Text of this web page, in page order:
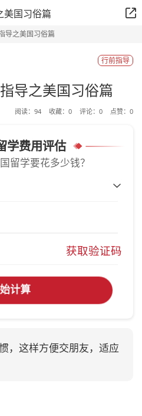
美国习俗篇
导之美国习俗篇
行前指导
导之美国习俗篇
阅读： 94 收藏： 0 评论： 0 点赞： 0
学费用评估
留学要花多少钱？
获取验证码
计算
，这样方便交朋友，适应